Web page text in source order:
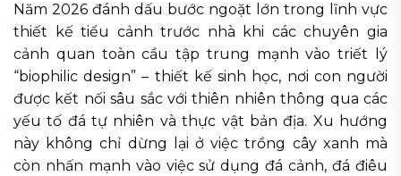
Năm 2026 đánh dấu bước ngoặt lớn trong lĩnh vực
thiết kế tiểu cảnh trước nhà khi các chuyên gia
cảnh quan toàn cầu tập trung mạnh vào triết lý
“biophilic design” – thiết kế sinh học, nơi con người
được kết nối sâu sắc với thiên nhiên thông qua các
yếu tố đá tự nhiên và thực vật bản địa. Xu hướng
này không chỉ dừng lại ở việc trồng cây xanh mà
còn nhấn mạnh vào việc sử dụng đá cảnh, đá điêu